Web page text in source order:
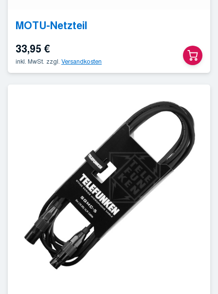
MOTU-Netzteil
33,95 €
inkl. MwSt. zzgl. Versandkosten